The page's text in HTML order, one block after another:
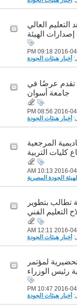
التعليم العالي
الهيئة
09:18 PM
أخبار هيئات الجودة
تقدم عرضًا في
جامعة أسوان
08:56 PM
أخبار هيئات الجودة
المرجعية
كليات التربية
10:13 AM
الجودة المصرية
تطالب بتطوير
التعليم الفني
12:11 AM
أخبار هيئات الجودة
عمل تحضيرية لمؤتمر
رئيس الوزراء
10:47 PM
أخبار هيئات الجودة